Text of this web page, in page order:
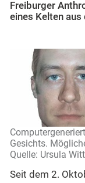
Freiburger
eines Kelten aus
Gesichts.
Quelle: Ursula
Seit dem 2.